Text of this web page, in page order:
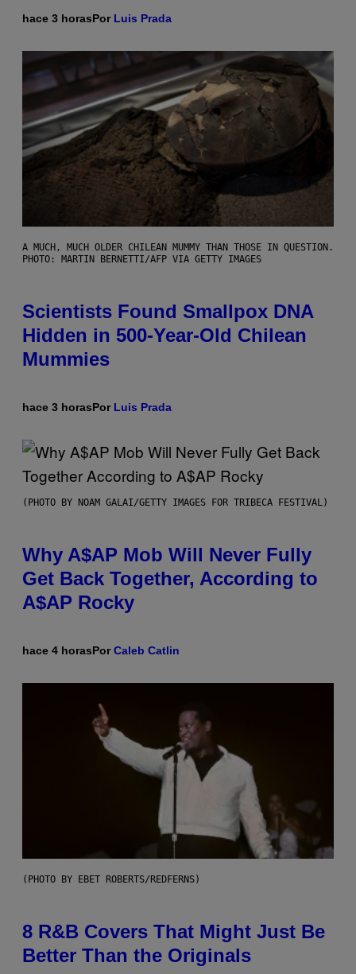
hace 3 horasPor Luis Prada
A MUCH, MUCH OLDER CHILEAN MUMMY THAN THOSE IN QUESTION.
PHOTO: MARTIN BERNETTI/AFP VIA GETTY IMAGES
Scientists Found Smallpox DNA
Hidden in 500-Year-Old Chilean
Mummies
hace 3 horasPor Luis Prada
(PHOTO BY NOAM GALAI/GETTY IMAGES FOR TRIBECA FESTIVAL)
Why A$AP Mob Will Never Fully
Get Back Together, According to
A$AP Rocky
hace 4 horasPorCaleb Catlin
(PHOTO BY EBET ROBERTS/REDFERNS)
8 R&B Covers That Might Just Be
Better Than the Originals